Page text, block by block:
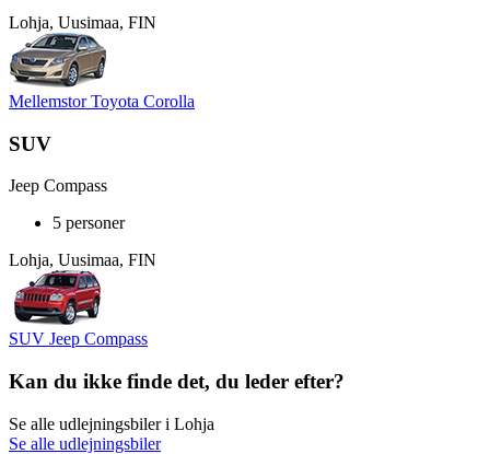
Lohja, Uusimaa, FIN
Mellemstor Toyota Corolla
SUV
Jeep Compass
5 personer
Lohja, Uusimaa, FIN
SUV Jeep Compass
Kan du ikke finde det, du leder efter?
Se alle udlejningsbiler i Lohja
Se alle udlejningsbiler